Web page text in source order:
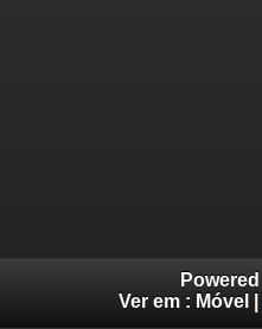
Ver em : Móvel